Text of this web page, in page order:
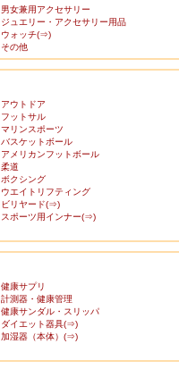
男女兼用アクセサリー
ジュエリー・アクセサリー用品
ウォッチ(⇒)
その他
アウトドア
フットサル
マリンスポーツ
バスケットボール
アメリカンフットボール
柔道
ボクシング
ウエイトリフティング
ビリヤード(⇒)
スポーツ用インナー(⇒)
健康サプリ
計測器・健康管理
健康サンダル・スリッパ
ダイエット器具(⇒)
加湿器（本体）(⇒)